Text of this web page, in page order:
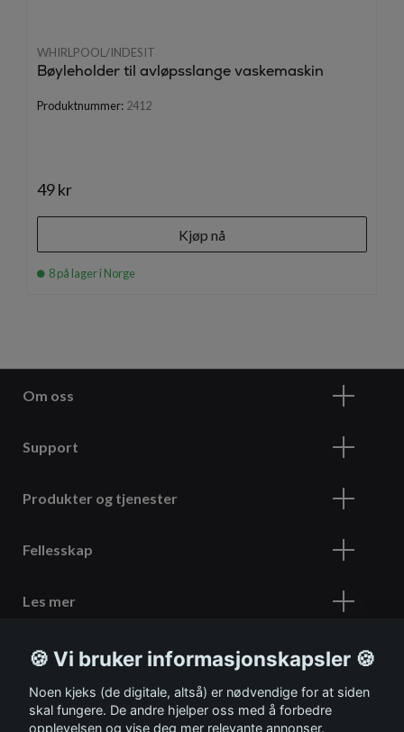
WHIRLPOOL/INDESIT
Bøyleholder til avløpsslange vaskemaskin
Produktnummer: 2412
49 kr
Kjøp nå
8 på lager i Norge
Om oss
Support
Produkter og tjenester
Fellesskap
Les mer
Meld deg på vårt nyhetsbrev
🍪 Vi bruker informasjonskapsler 🍪
Noen kjeks (de digitale, altså) er nødvendige for at siden
skal fungere. De andre hjelper oss med å forbedre
opplevelsen og vise deg mer relevante annonser.